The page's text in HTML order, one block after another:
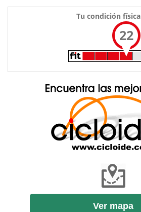
Tu condición física
22
Ver mapa